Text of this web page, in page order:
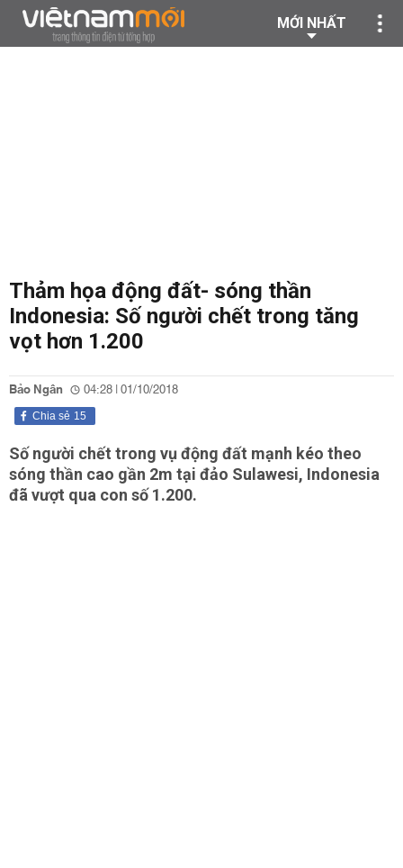
MỚI NHẤT
Thảm họa động đất- sóng thần
Indonesia: Số người chết trong tăng
vọt hơn 1.200
Bảo Ngân 04:28 | 01/10/2018
15
Chia sẻ
Số người chết trong vụ động đất mạnh kéo theo
sóng thần cao gần 2m tại đảo Sulawesi, Indonesia
đã vượt qua con số 1.200.